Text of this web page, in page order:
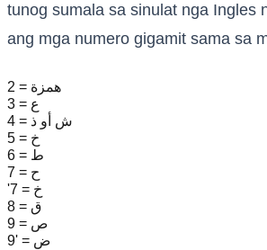
tunog sumala sa sinulat nga Ingles
ang mga numero gigamit sama sa
2 = همزة
3 = ع
4 = ش أو ذ
5 = خ
6 = ط
7 = ح
'7 = خ
8 = ق
9 = ص
9' = ض